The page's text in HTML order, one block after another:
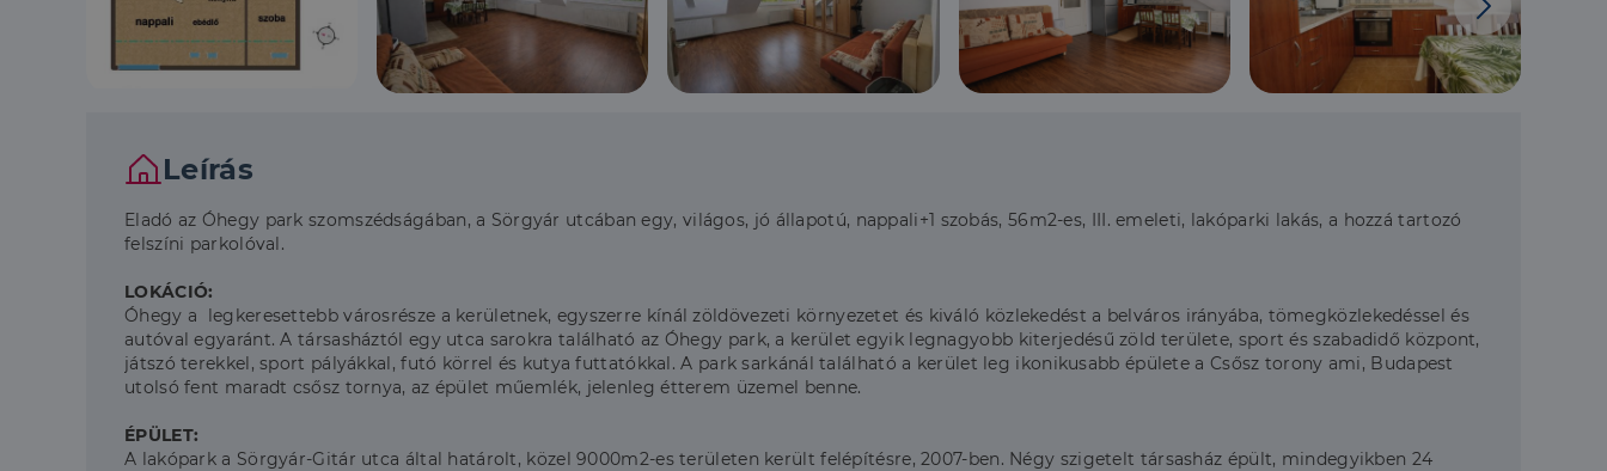
Leírás
Eladó az Óhegy park szomszédságában, a Sörgyár utcában egy, világos, jó állapotú, nappali+1 szobás, 56m2-es, III. emeleti, lakóparki lakás, a hozzá tartozó
felszíni parkolóval.
LOKÁCIÓ:
Óhegy a legkeresettebb városrésze a kerületnek, egyszerre kínál zöldövezeti környezetet és kiváló közlekedést a belváros irányába, tömegközlekedéssel és
autóval egyaránt. A társasháztól egy utca sarokra található az Óhegy park, a kerület egyik legnagyobb kiterjedésű zöld területe, sport és szabadidő központ,
játszó terekkel, sport pályákkal, futó körrel és kutya futtatókkal. A park sarkánál található a kerület leg ikonikusabb épülete a Csősz torony ami, Budapest
utolsó fent maradt csősz tornya, az épület műemlék, jelenleg étterem üzemel benne.
ÉPÜLET:
A lakópark a Sörgyár-Gitár utca által határolt, közel 9000m2-es területen került felépítésre, 2007-ben. Négy szigetelt társasház épült, mindegyikben 24